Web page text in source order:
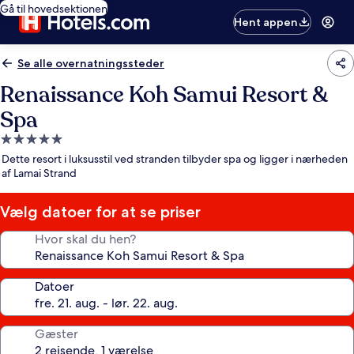
Gå til hovedsektionen
Hent appen
Se alle overnatningssteder
Renaissance Koh Samui Resort &
Spa
5.0-
stjernet
overnatningssted
Dette resort i luksusstil ved stranden tilbyder spa og ligger i nærheden
af Lamai Strand
Vælg datoer for at se priser
Hvor skal du hen?
Datoer
Gæster